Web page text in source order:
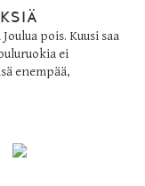
pois. Kuusi saa
ei
enempää,